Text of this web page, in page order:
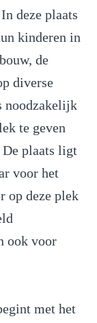
deze plaats
kinderen in
de
diverse
noodzakelijk
te geven
plaats ligt
voor het
op deze plek
ook voor
met het